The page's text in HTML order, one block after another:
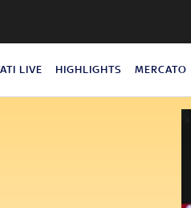
LIVE HIGHLIGHTS MERCATO